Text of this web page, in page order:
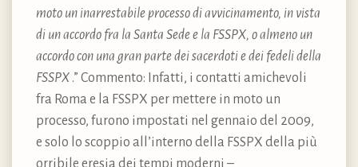
moto un inarrestabile processo di avvicinamento, in vista
di un accordo fra la Santa Sede e la FSSPX, o almeno un
accordo con una gran parte dei sacerdoti e dei fedeli della
FSSPX .” Commento: Infatti, i contatti amichevoli
fra Roma e la FSSPX per mettere in moto un
processo, furono impostati nel gennaio del 2009,
e solo lo scoppio all’interno della FSSPX della più
orribile eresia dei tempi moderni –